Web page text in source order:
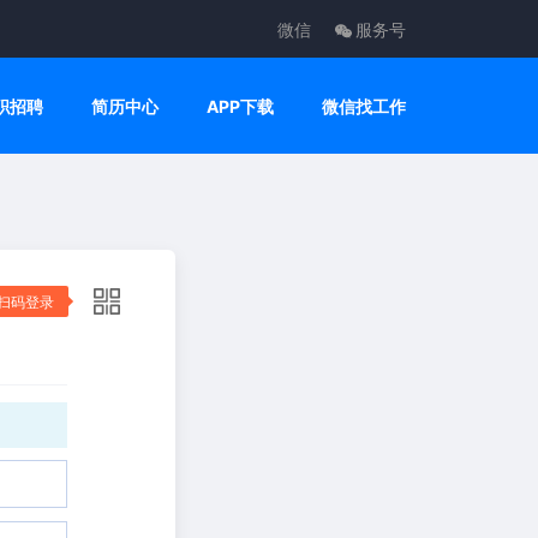
微信 服务号
招聘 简历中心 APP下载 微信找工作
码登录